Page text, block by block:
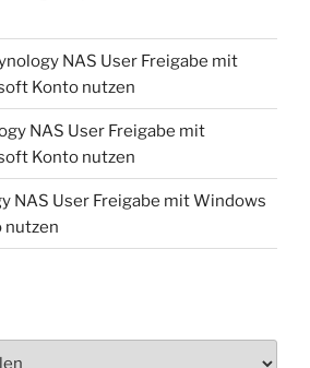
NAS User Freigabe mit
Konto nutzen
NAS User Freigabe mit
Konto nutzen
NAS User Freigabe mit Windows
nutzen